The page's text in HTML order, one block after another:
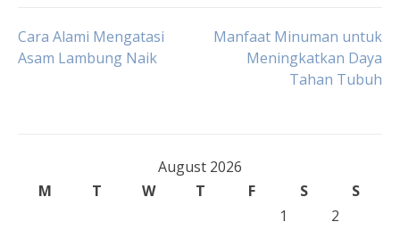
Post
Cara Alami Mengatasi
Asam Lambung Naik
Manfaat Minuman untuk
Meningkatkan Daya
Tahan Tubuh
August 2026
M
T W T F S
S
1
2